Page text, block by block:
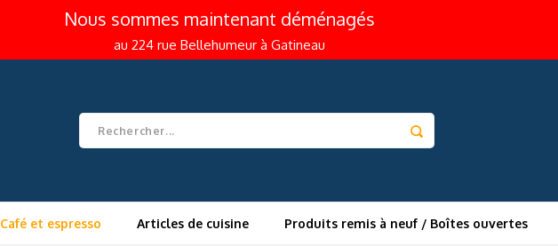
Nous sommes maintenant déménagés
au 224 rue Bellehumeur à Gatineau
Café et espresso Articles de cuisine Produits remis à neuf / Boîtes ouvertes